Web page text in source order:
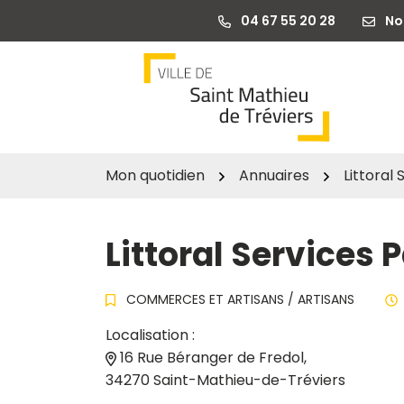
04 67 55 20 28
Mon quotidien Annuaires Littoral
Littoral Services
COMMERCES ET ARTISANS / ARTISANS
Localisation :
16 Rue Béranger de Fredol,
34270 Saint-Mathieu-de-Tréviers